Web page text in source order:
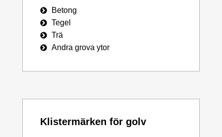
Betong
Tegel
Trä
Andra grova ytor
Klistermärken för golv